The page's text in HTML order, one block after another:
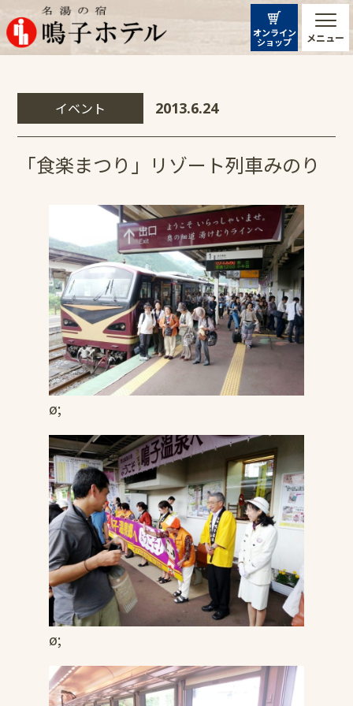
メニュー
オンライン
ショップ
イベント 2013.6.24
「食楽まつり」リゾート列車みのり
ø;
ø;